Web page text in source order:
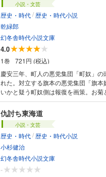
小説・文芸
歴史・時代/ 歴史・時代小説
乾緑郎
幻冬舎時代小説文庫
4.0
1巻
721円 (税込)
慶安三年、町人の悪党集団「町奴」
れた。対立する旗本の悪党集団「旗
いかと疑う町奴側は報復を画策。お
らにこじれ、楊枝屋の女侠客お吟、
で、全面抗争へと発展していく。一気
仇討ち東海道
小説・文芸
歴史・時代/ 歴史・時代小説
小杉健治
幻冬舎時代小説文庫
-